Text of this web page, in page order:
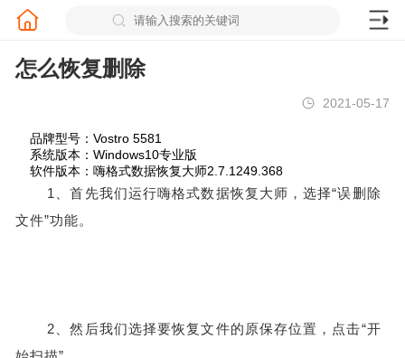
怎么恢复删除
2021-05-17
品牌型号：Vostro 5581
系统版本：Windows10专业版
软件版本：嗨格式数据恢复大师2.7.1249.368
1、首先我们运行嗨格式数据恢复大师，选择“误删除
文件”功能。
2、然后我们选择要恢复文件的原保存位置，点击“开